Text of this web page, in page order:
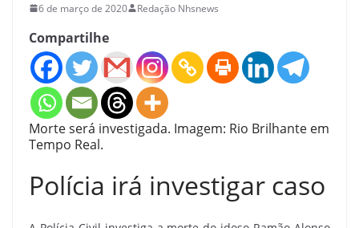
6 de março de 2020 Redação Nhsnews
Compartilhe
Morte será investigada. Imagem: Rio Brilhante em
Tempo Real.
Polícia irá investigar caso